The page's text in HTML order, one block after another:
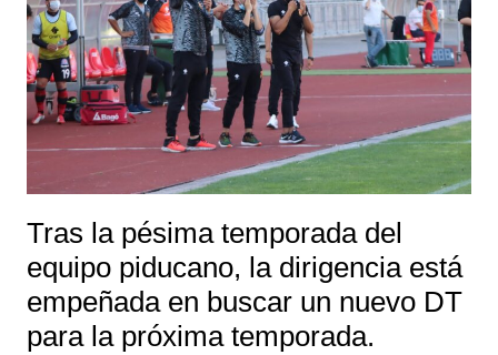
Tras la pésima temporada del
equipo piducano, la dirigencia está
empeñada en buscar un nuevo DT
para la próxima temporada.